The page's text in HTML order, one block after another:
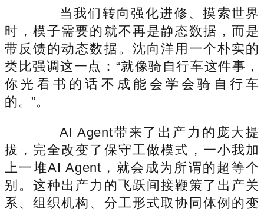
当我们转向强化进修、摸索世界
时，模子需要的就不再是静态数据，而是
带反馈的动态数据。沈向洋用一个朴实的
类比强调这一点：“就像骑自行车这件事，
你光看书的话不成能会学会骑自行车
的。”。
AI Agent带来了出产力的庞大提
拔，完全改变了保守工做模式，一小我加
上一堆AI Agent，就会成为所谓的超等个
别。这种出产力的飞跃间接鞭策了出产关
系、组织机构、分工形式取协同体例的变